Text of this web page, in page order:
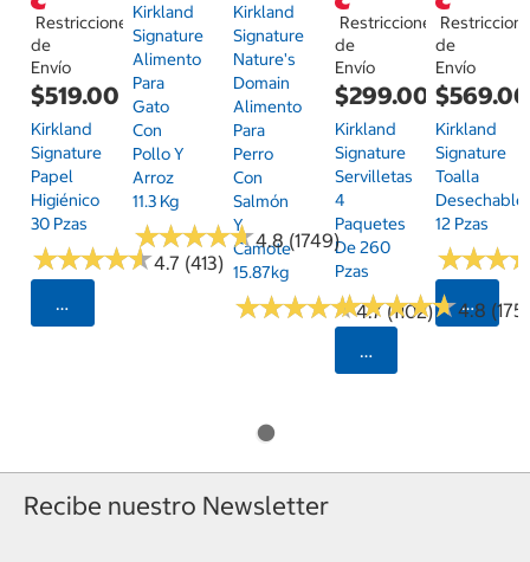
Restricciones
de
Envío
$519.00
Kirkland
Signature
Papel
Higiénico
30 Pzas
★★★★★
★★★★★4.7 (413)
Seleccionar Código Postal
Kirkland
Signature
Alimento
Para
Gato
Con
Pollo Y
Arroz
11.3 Kg
★★★★★
★★★★★4.8 (1749)
Kirkland
Signature
Nature's
Domain
Alimento
Para
Perro
Con
Salmón
Y
Camote
15.87kg
★★★★★
★★★★★4.7 (1102)
Restricciones
de
Envío
$299.00
Kirkland
Signature
Servilletas
4
Paquetes
De 260
Pzas
★★★★★
★★★★★4.8 (175)
Seleccionar
de
Envío
$569.00
Kirkland
Signature
Toalla
Desechable
12 Pzas
★★★
★★★
Recibe nuestro Newsletter